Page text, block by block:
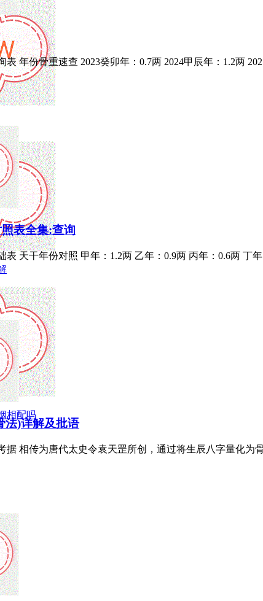
相配吗
份骨重速查 2023癸卯年：0.7两 2024甲辰年：1.2两
表全集:查询
天干年份对照 甲年：1.2两 乙年：0.9两 丙年：0.6两 丁年
法)详解及批语
相传为唐代太史令袁天罡所创，通过将生辰八字量化为骨